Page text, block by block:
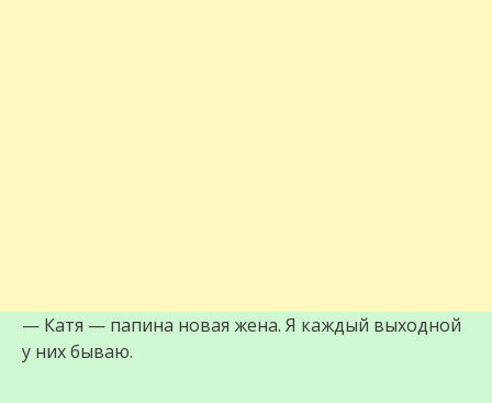
— Катя — папина новая жена. Я каждый выходной
у них бываю.